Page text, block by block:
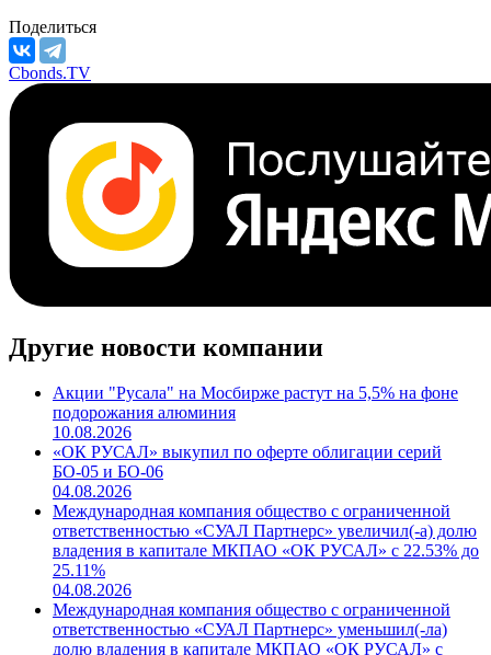
Поделиться
Cbonds.TV
Другие новости компании
Акции "Русала" на Мосбирже растут на 5,5% на фоне
подорожания алюминия
10.08.2026
«ОК РУСАЛ» выкупил по оферте облигации серий
БО-05 и БО-06
04.08.2026
Международная компания общество с ограниченной
ответственностью «СУАЛ Партнерс» увеличил(-а) долю
владения в капитале МКПАО «ОК РУСАЛ» с 22.53% до
25.11%
04.08.2026
Международная компания общество с ограниченной
ответственностью «СУАЛ Партнерс» уменьшил(-ла)
долю владения в капитале МКПАО «ОК РУСАЛ» с